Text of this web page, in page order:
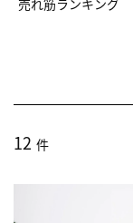
12 件